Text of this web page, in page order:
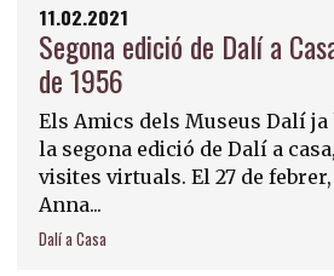
11.02.2021
Segona edició de Dalí a
de 1956
Els Amics dels Museus Dalí ja
la segona edició de Dalí a
visites virtuals. El 27 de
Anna...
Dalí a Casa